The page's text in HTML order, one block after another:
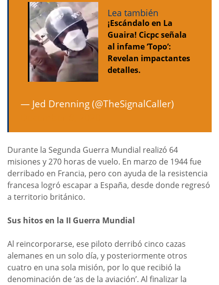
Lea también
¡Escándalo en La
Guaira! Cicpc señala
al infame ‘Topo’:
Revelan impactantes
detalles.
— Jed Drenning (@TheSignalCaller)
Durante la Segunda Guerra Mundial realizó 64
misiones y 270 horas de vuelo. En marzo de 1944 fue
derribado en Francia, pero con ayuda de la resistencia
francesa logró escapar a España, desde donde regresó
a territorio británico.
Sus hitos en la II Guerra Mundial
Al reincorporarse, ese piloto derribó cinco cazas
alemanes en un solo día, y posteriormente otros
cuatro en una sola misión, por lo que recibió la
denominación de ‘as de la aviación’. Al finalizar la